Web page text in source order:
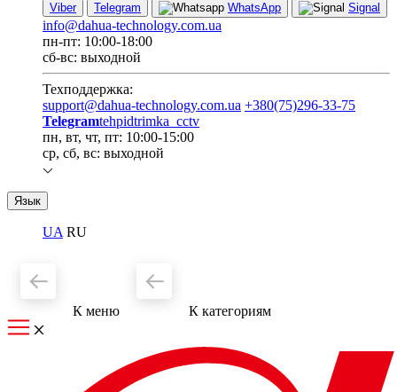
Viber Telegram WhatsApp Signal
info@dahua-technology.com.ua
пн-пт: 10:00-18:00
сб-вс: выходной
Техподдержка:
support@dahua-technology.com.ua +380(75)296-33-75
Telegramtehpidtrimka_cctv
пн, вт, чт, пт: 10:00-15:00
ср, сб, вс: выходной
Язык
UA RU
К меню К категориям